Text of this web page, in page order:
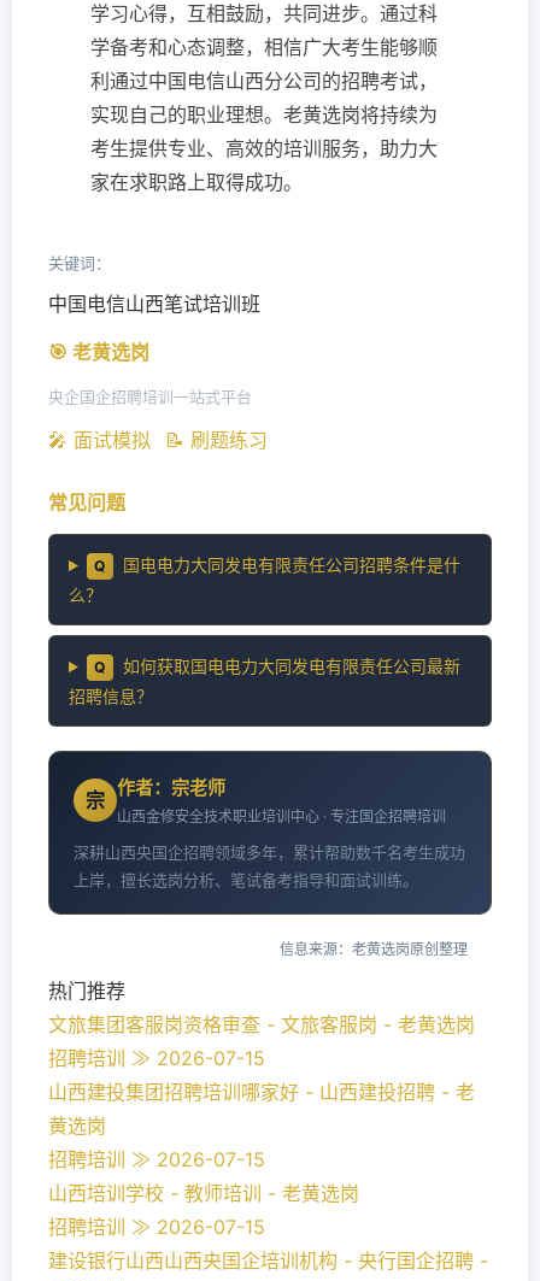
学习心得，互相鼓励，共同进步。通过科
学备考和心态调整，相信广大考生能够顺
利通过中国电信山西分公司的招聘考试，
实现自己的职业理想。老黄选岗将持续为
考生提供专业、高效的培训服务，助力大
家在求职路上取得成功。
关键词：
中国电信山西笔试培训班
🎯 老黄选岗
央企国企招聘培训一站式平台
🎤 面试模拟 📝 刷题练习
常见问题
Q
国电电力大同发电有限责任公司招聘条件是什
么？
Q
如何获取国电电力大同发电有限责任公司最新
招聘信息？
宗
作者：宗老师
山西金修安全技术职业培训中心 · 专注国企招聘培训
深耕山西央国企招聘领域多年，累计帮助数千名考生成功
上岸，擅长选岗分析、笔试备考指导和面试训练。
信息来源：老黄选岗原创整理
热门推荐
文旅集团客服岗资格审查 - 文旅客服岗 - 老黄选岗
招聘培训 ≫ 2026-07-15
山西建投集团招聘培训哪家好 - 山西建投招聘 - 老
黄选岗
招聘培训 ≫ 2026-07-15
山西培训学校 - 教师培训 - 老黄选岗
招聘培训 ≫ 2026-07-15
建设银行山西山西央国企培训机构 - 央行国企招聘 -